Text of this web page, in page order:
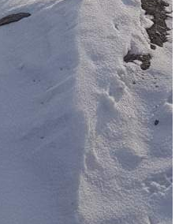
на карте
п., фундамент монолитный,
пл. 2785,3 м. кв, стены
б, кровля металлошифер,
цена
00коп) в т. ч.
00 коп....